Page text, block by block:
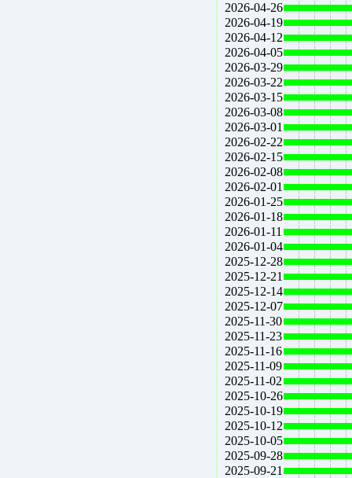
2026-04-26
2026-04-19
2026-04-12
2026-04-05
2026-03-29
2026-03-22
2026-03-15
2026-03-08
2026-03-01
2026-02-22
2026-02-15
2026-02-08
2026-02-01
2026-01-25
2026-01-18
2026-01-11
2026-01-04
2025-12-28
2025-12-21
2025-12-14
2025-12-07
2025-11-30
2025-11-23
2025-11-16
2025-11-09
2025-11-02
2025-10-26
2025-10-19
2025-10-12
2025-10-05
2025-09-28
2025-09-21